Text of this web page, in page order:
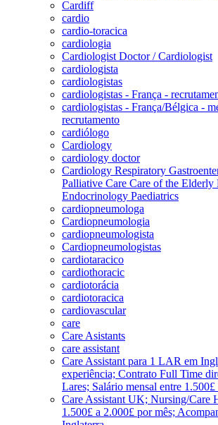
Cardiff
cardio
cardio-toracica
cardiologia
Cardiologist Doctor / Cardiologist
cardiologista
cardiologistas
cardiologistas - França -
cardiologistas - França/Bélgica -
recrutamento
cardiólogo
Cardiology
cardiology doctor
Cardiology Respiratory
Palliative Care Care of the Elderly
Endocrinology Paediatrics
cardiopneumologa
Cardiopneumologia
cardiopneumologista
Cardiopneumologistas
cardiotaracico
cardiothoracic
cardiotorácia
cardiotoracica
cardiovascular
care
Care Asistants
care assistant
Care Assistant para 1 LAR em
experiência; Contrato Full Time
Lares; Salário mensal entre
Care Assistant UK; Nursing/Care
1.500£ a 2.000£ por mês;